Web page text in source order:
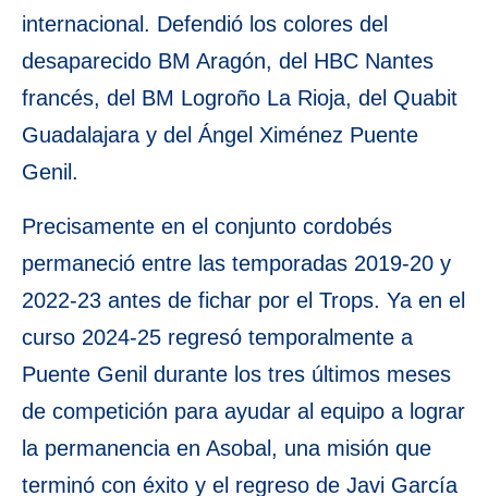
internacional. Defendió los colores del
desaparecido BM Aragón, del HBC Nantes
francés, del BM Logroño La Rioja, del Quabit
Guadalajara y del Ángel Ximénez Puente
Genil.
Precisamente en el conjunto cordobés
permaneció entre las temporadas 2019-20 y
2022-23 antes de fichar por el Trops. Ya en el
curso 2024-25 regresó temporalmente a
Puente Genil durante los tres últimos meses
de competición para ayudar al equipo a lograr
la permanencia en Asobal, una misión que
terminó con éxito y el regreso de Javi García